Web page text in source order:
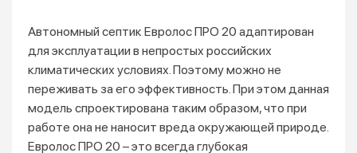
Автономный септик Евролос ПРО 20 адаптирован
для эксплуатации в непростых российских
климатических условиях. Поэтому можно не
переживать за его эффективность. При этом данная
модель спроектирована таким образом, что при
работе она не наносит вреда окружающей природе.
Евролос ПРО 20 – это всегда глубокая